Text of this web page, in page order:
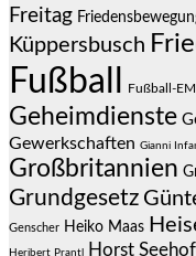
Freitag
Küppersbusch
Fußball Fußball-EM
Geheimdienste
Gewerkschaften Gianni
Großbritannien
Grundgesetz
Genscher Heiko Maas
Heribert Prantl Horst